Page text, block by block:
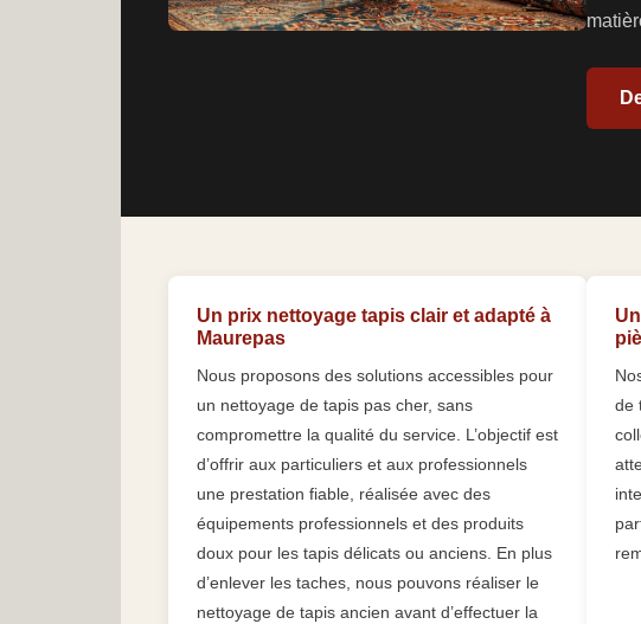
Un prix nettoyage tapis clair et adapté à
Maurepas
Nous proposons des solutions accessibles pour
un nettoyage de tapis pas cher, sans
compromettre la qualité du service. L’objectif est
d’offrir aux particuliers et aux professionnels
une prestation fiable, réalisée avec des
équipements professionnels et des produits
doux pour les tapis délicats ou anciens. En plus
d’enlever les taches, nous pouvons réaliser le
nettoyage de tapis ancien avant d’effectuer la
de